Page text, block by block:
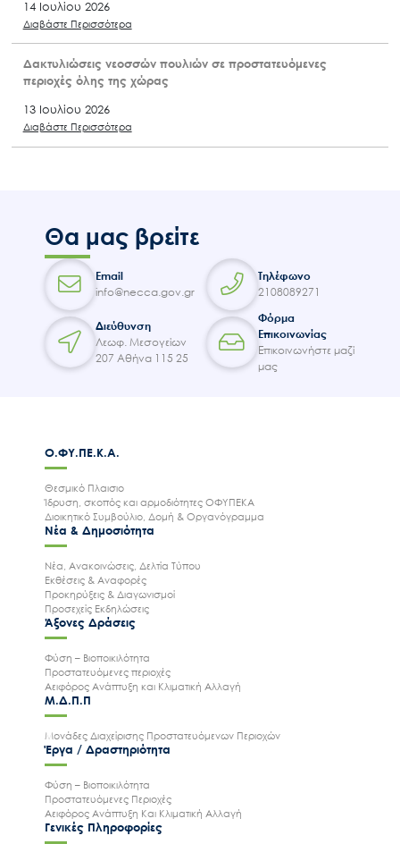
14 Ιουλίου 2026
Διαβάστε Περισσότερα
Δακτυλιώσεις νεοσσών πουλιών σε προστατευόμενες
περιοχές όλης της χώρας
13 Ιουλίου 2026
Διαβάστε Περισσότερα
Θα μας βρείτε
Email
info@necca.gov.gr
Τηλέφωνο
2108089271
Διεύθυνση
Λεωφ. Μεσογείων
207 Αθήνα 115 25
Φόρμα
Επικοινωνίας
Επικοινωνήστε μαζί
μας
Ο.ΦΥ.ΠΕ.Κ.Α.
Θεσμικό Πλαισιο
Ίδρυση, σκοπός και αρμοδιότητες ΟΦΥΠΕΚΑ
Διοικητικό Συμβούλιο, Δομή & Οργανόγραμμα
Νέα & Δημοσιότητα
Νέα, Ανακοινώσεις, Δελτία Τύπου
Εκθέσεις & Αναφορές
Προκηρύξεις & Διαγωνισμοί
Προσεχείς Εκδηλώσεις
Άξονες Δράσεις
Φύση – Βιοποικιλότητα
Προστατευόμενες περιοχές
Αειφόρος Ανάπτυξη και Κλιματική Αλλαγή
Μ.Δ.Π.Π
Μονάδες Διαχείρισης Προστατευόμενων Περιοχών
Έργα / Δραστηριότητα
Φύση – Βιοποικιλότητα
Προστατευόμενες Περιοχές
Αειφόρος Ανάπτυξη Και Κλιματική Αλλαγή
Γενικές Πληροφορίες